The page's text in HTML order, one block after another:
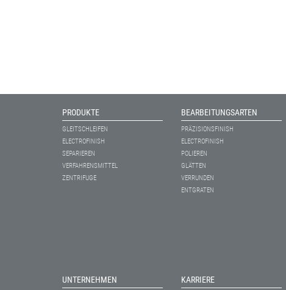
PRODUKTE
GLEITSCHLEIFEN
ELECTROFINISH
SEPARIEREN
VERFAHRENSMITTEL
ZENTRIFUGE
BEARBEITUNGSARTEN
PRÄZISIONSFINISH
ELECTROFINISH
POLIEREN
GLÄTTEN
VERRUNDEN
ENTGRATEN
UNTERNEHMEN KARRIERE